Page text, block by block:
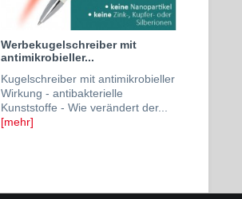
Werbekugelschreiber mit
antimikrobieller...
Kugelschreiber mit antimikrobieller
Wirkung - antibakterielle
Kunststoffe - Wie verändert der...
[mehr]